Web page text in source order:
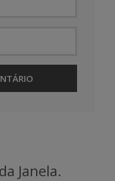
Janela.